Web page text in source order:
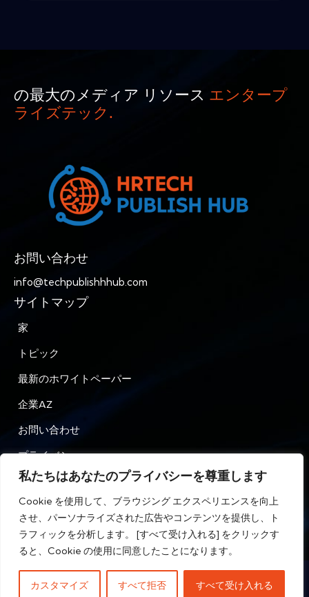
私たちはあなたのプライバシーを尊重します
Cookie を使用して、ブラウジング エクスペリエンスを向上
させ、パーソナライズされた広告やコンテンツを提供し、ト
ラフィックを分析します。 [すべて受け入れる] をクリックす
ると、Cookie の使用に同意したことになります。
カスタマイズ すべて拒否 すべて受け入れる
の最大のメディア リソース エンタープ
ライズテック.
お問い合わせ
info@techpublishhhub.com
サイトマップ
家
トピック
最新のホワイトペーパー
企業AZ
お問い合わせ
プライバシー
利用規約
HR Tech Publish Hub © 無断複写・転載を禁じます。